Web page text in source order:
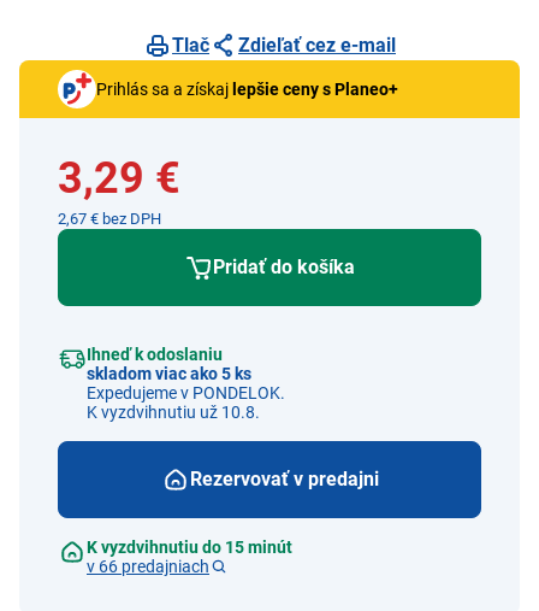
Tlač Zdieľať cez e-mail
Prihlás sa a získaj lepšie ceny s Planeo+
3,29 €
2,67 € bez DPH
Pridať do košíka
Ihneď k odoslaniu
skladom viac ako 5 ks
Expedujeme v PONDELOK.
K vyzdvihnutiu už 10.8.
Rezervovať v predajni
K vyzdvihnutiu do 15 minút
v 66 predajniach